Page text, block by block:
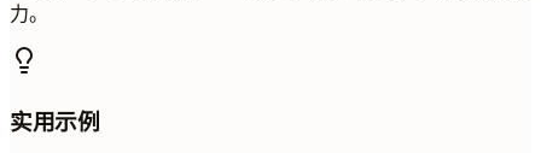
力。
实用示例